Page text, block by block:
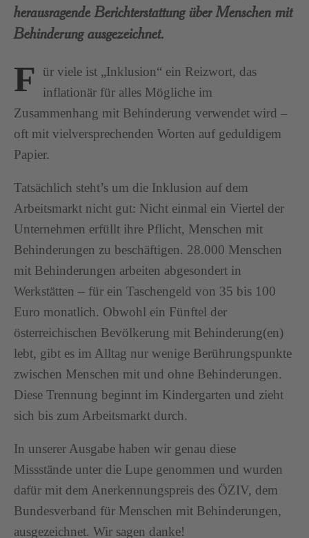
herausragende Berichterstattung über Menschen mit
Behinderung ausgezeichnet.
F
ür viele ist „Inklusion“ ein Reizwort, das
inflationär für alles Mögliche im
Zusammenhang mit Behinderung verwendet wird –
oft mit vielversprechenden Worten auf geduldigem
Papier.
Tatsächlich steht’s um die Inklusion auf dem
Arbeitsmarkt nicht gut: Nicht einmal ein Viertel der
Unternehmen erfüllt ihre Pflicht, Menschen mit
Behinderungen zu beschäftigen. 28.000 Menschen
mit Behinderungen arbeiten abgesondert in
Werkstätten – für ein Taschengeld von 35 bis 100
Euro monatlich. Obwohl ein Fünftel der
österreichischen Bevölkerung mit Behinderung(en)
lebt, gibt es im Alltag nur wenige Berührungspunkte
zwischen Menschen mit und ohne Behinderungen.
Diese Trennung beginnt im Kindergarten und zieht
sich bis zum Arbeitsmarkt durch.
In unserer Ausgabe haben wir genau diese
Missstände unter die Lupe genommen und wurden
dafür mit dem Anerkennungspreis des ÖZIV, dem
Bundesverband für Menschen mit Behinderungen,
ausgezeichnet. Wir sagen danke!